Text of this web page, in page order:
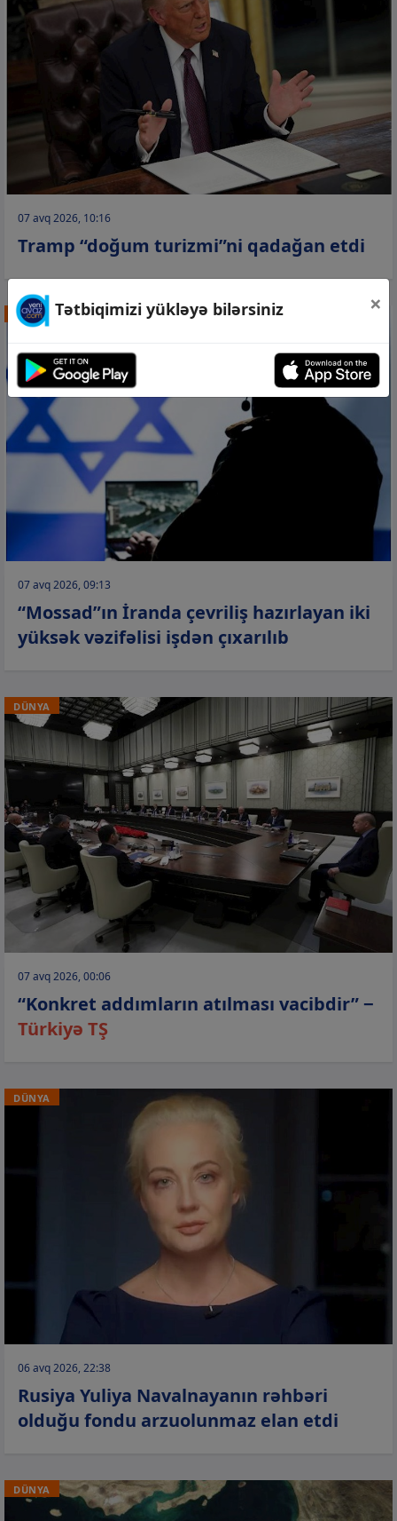
07 avq 2026, 10:16
Tramp “doğum turizmi”ni qadağan etdi
DÜNYA
07 avq 2026, 09:13
“Mossad”ın İranda çevriliş hazırlayan iki
yüksək vəzifəlisi işdən çıxarılıb
DÜNYA
07 avq 2026, 00:06
“Konkret addımların atılması vacibdir” −
Türkiyə TŞ
DÜNYA
06 avq 2026, 22:38
Rusiya Yuliya Navalnayanın rəhbəri
olduğu fondu arzuolunmaz elan etdi
DÜNYA
Tətbiqimizi yükləyə bilərsiniz ×